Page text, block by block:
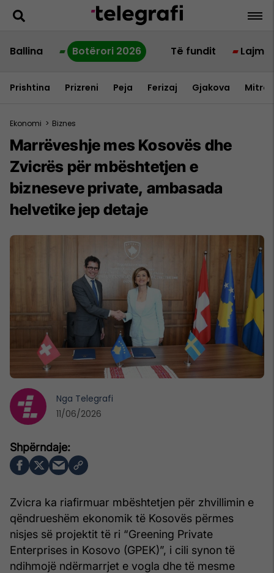
Ballina Botërori 2026 Të fundit Lajme
Prishtina Prizreni Peja Ferizaj Gjakova
Ekonomi > Biznes
Marrëveshje mes Kosovës dhe
Zvicrës për mbështetjen e
bizneseve private, ambasada
helvetike jep detaje
Zvicra ka riafirmuar mbështetjen për zhvillimin e
qëndrueshëm ekonomik të Kosovës përmes
nisjes së projektit të ri “Greening Private
Enterprises in Kosovo (GPEK)”, i cili synon të
ndihmojë ndërmarrjet e vogla dhe të mesme
Nga Telegrafi
11/06/2026